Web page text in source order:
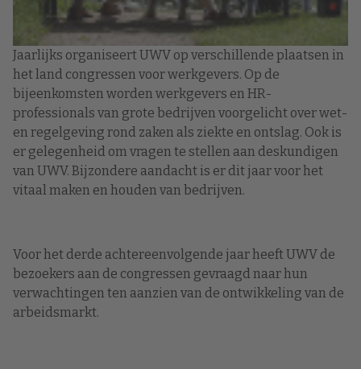
Jaarlijks organiseert UWV op verschillende plaatsen in
het land congressen voor werkgevers. Op de
bijeenkomsten worden werkgevers en HR-
professionals van grote bedrijven voorgelicht over wet-
en regelgeving rond zaken als ziekte en ontslag. Ook is
er gelegenheid om vragen te stellen aan deskundigen
van UWV. Bijzondere aandacht is er dit jaar voor het
vitaal maken en houden van bedrijven.
Voor het derde achtereenvolgende jaar heeft UWV de
bezoekers aan de congressen gevraagd naar hun
verwachtingen ten aanzien van de ontwikkeling van de
arbeidsmarkt.